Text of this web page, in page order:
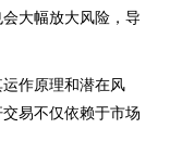
大幅放大风险，导
作原理和潜在风
易不仅依赖于市场